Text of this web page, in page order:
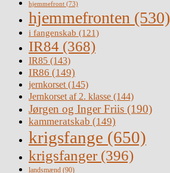
hjemmefront (73)
hjemmefronten (530)
i fangenskab (121)
IR84 (368)
IR85 (143)
IR86 (149)
jernkorset(145)
Jernkorset af 2. klasse (144)
Jørgen og Inger Friis (190)
kammeratskab (149)
krigsfange (650)
krigsfanger (396)
landsmænd (90)